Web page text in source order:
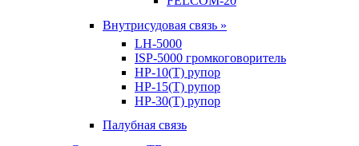
Внутрисудовая связь »
LH-5000
ISP-5000 громкоговоритель
HP-10(T) рупор
HP-15(T) рупор
HP-30(T) рупор
Палубная связь